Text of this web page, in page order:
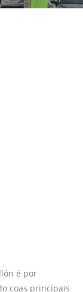
é por
coas principais